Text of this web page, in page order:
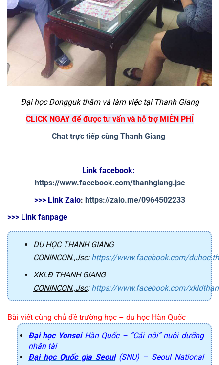
Đại học Dongguk thăm và làm việc tại Thanh Giang
CLICK NGAY để được tư vấn và hỗ trợ MIỄN PHÍ
Chat trực tiếp cùng Thanh Giang
https://www.facebook.com/thanhgiang.jsc
>>> Link Zalo: https://zalo.me/0964502233
>>> Link fanpage
DU HỌC THANH GIANG
CONINCON.,Jsc: https://www.facebook.com/
XKLĐ THANH GIANG
CONINCON.,Jsc: https://www.facebook.com/
Bài viết cùng chủ đề trường học – du học Hàn Quốc
Đại học YonseiHàn Quốc – “Cái nôi” nuôi dưỡng
nhân tài
Đại học Quốc gia Seoul(SNU) – Seoul National